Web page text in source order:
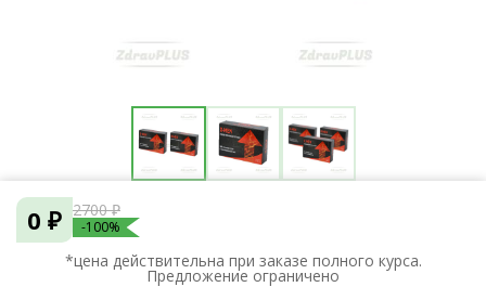
0 ₽ 2700 ₽
-100%
*цена действительна при заказе полного курса.
Предложение ограничено